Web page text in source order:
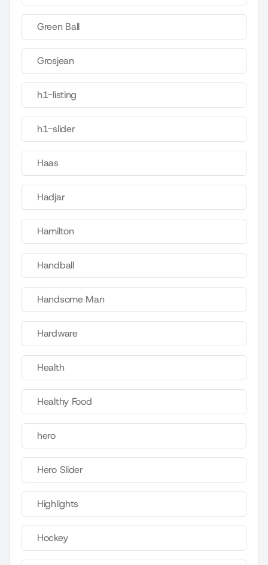
Green Ball
Grosjean
h1-listing
h1-slider
Haas
Hadjar
Hamilton
Handball
Handsome Man
Hardware
Health
Healthy Food
hero
Hero Slider
Highlights
Hockey